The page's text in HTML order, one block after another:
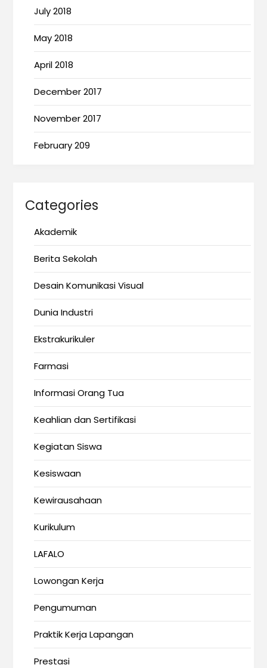
July 2018
May 2018
April 2018
December 2017
November 2017
February 209
Categories
Akademik
Berita Sekolah
Desain Komunikasi Visual
Dunia Industri
Ekstrakurikuler
Farmasi
Informasi Orang Tua
Keahlian dan Sertifikasi
Kegiatan Siswa
Kesiswaan
Kewirausahaan
Kurikulum
LAFALO
Lowongan Kerja
Pengumuman
Praktik Kerja Lapangan
Prestasi